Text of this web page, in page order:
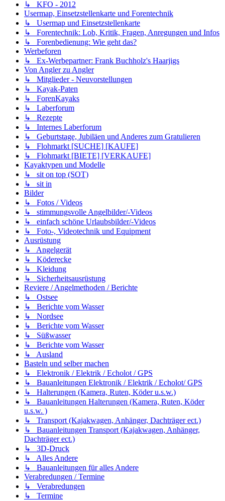
↳ KFO - 2012
Usermap, Einsetzstellenkarte und Forentechnik
↳ Usermap und Einsetzstellenkarte
↳ Forentechnik: Lob, Kritik, Fragen, Anregungen und Infos
↳ Forenbedienung: Wie geht das?
Werbeforen
↳ Ex-Werbepartner: Frank Buchholz's Haarjigs
Von Angler zu Angler
↳ Mitglieder - Neuvorstellungen
↳ Kayak-Paten
↳ ForenKayaks
↳ Laberforum
↳ Rezepte
↳ Internes Laberforum
↳ Geburtstage, Jubiläen und Anderes zum Gratulieren
↳ Flohmarkt [SUCHE] [KAUFE]
↳ Flohmarkt [BIETE] [VERKAUFE]
Kayaktypen und Modelle
↳ sit on top (SOT)
↳ sit in
Bilder
↳ Fotos / Videos
↳ stimmungsvolle Angelbilder/-Videos
↳ einfach schöne Urlaubsbilder/-Videos
↳ Foto-, Videotechnik und Equipment
Ausrüstung
↳ Angelgerät
↳ Köderecke
↳ Kleidung
↳ Sicherheitsausrüstung
Reviere / Angelmethoden / Berichte
↳ Ostsee
↳ Berichte vom Wasser
↳ Nordsee
↳ Berichte vom Wasser
↳ Süßwasser
↳ Berichte vom Wasser
↳ Ausland
Basteln und selber machen
↳ Elektronik / Elektrik / Echolot / GPS
↳ Bauanleitungen Elektronik / Elektrik / Echolot/ GPS
↳ Halterungen (Kamera, Ruten, Köder u.s.w.)
↳ Bauanleitungen Halterungen (Kamera, Ruten, Köder
u.s.w. )
↳ Transport (Kajakwagen, Anhänger, Dachträger ect.)
↳ Bauanleitungen Transport (Kajakwagen, Anhänger,
Dachträger ect.)
↳ 3D-Druck
↳ Alles Andere
↳ Bauanleitungen für alles Andere
Verabredungen / Termine
↳ Verabredungen
↳ Termine